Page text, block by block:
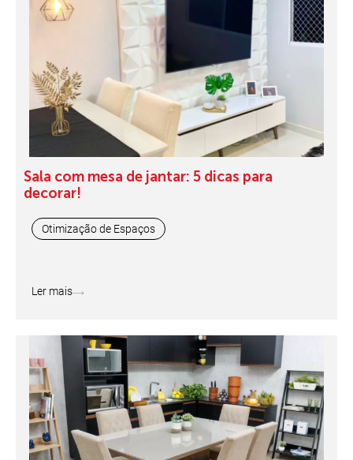
Sala com mesa de jantar: 5 dicas para
decorar!
Otimização de Espaços
Ler mais